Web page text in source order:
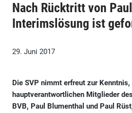
Nach Rücktritt von
Interimslösung ist
29. Juni 2017
Die SVP nimmt erfreut zur
hauptverantwortlichen Mitglieder
BVB, Paul Blumenthal und Paul